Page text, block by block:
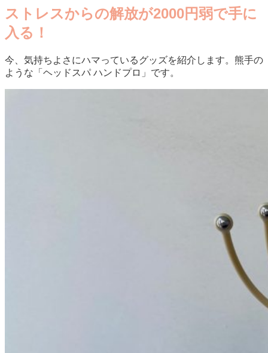
ストレスからの解放が2000円弱で手に
入る！
今、気持ちよさにハマっているグッズを紹介します。熊手の
ような「ヘッドスパ ハンドプロ」です。